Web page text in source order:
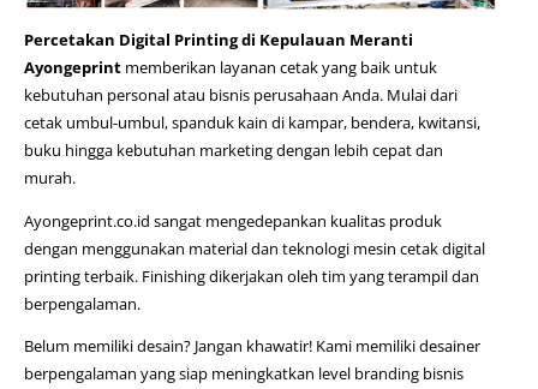
Percetakan Digital Printing di Kepulauan Meranti
Ayongeprint memberikan layanan cetak yang baik untuk
kebutuhan personal atau bisnis perusahaan Anda. Mulai dari
cetak umbul-umbul,spanduk kain di kampar, bendera, kwitansi,
buku hingga kebutuhan marketing dengan lebih cepat dan
murah.
Ayongeprint.co.id sangat mengedepankan kualitas produk
dengan menggunakan material dan teknologi mesin cetak digital
printing terbaik. Finishing dikerjakan oleh tim yang terampil dan
berpengalaman.
Belum memiliki desain? Jangan khawatir! Kami memiliki desainer
berpengalaman yang siap meningkatkan level branding bisnis